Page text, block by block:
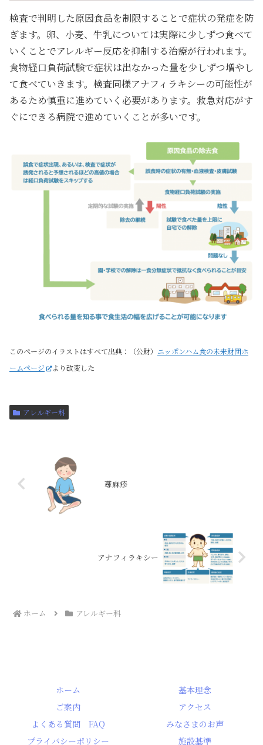
検査で判明した原因食品を制限することで症状の発症を防
ぎます。卵、小麦、牛乳については実際に少しずつ食べて
いくことでアレルギー反応を抑制する治療が行われます。
食物経口負荷試験で症状は出なかった量を少しずつ増やし
て食べていきます。検査同様アナフィラキシーの可能性が
あるため慎重に進めていく必要があります。救急対応がす
ぐにできる病院で進めていくことが多いです。
このページのイラストはすべて出典：（公財） ニッポンハム食の未来財団ホ
ームページ
より改変した
アレルギー科
蕁麻疹
アナフィラキシー
ホーム アレルギー科
ホーム
基本理念
ご案内
アクセス
よくある質問 FAQ
みなさまのお声
プライバシーポリシー
施設基準